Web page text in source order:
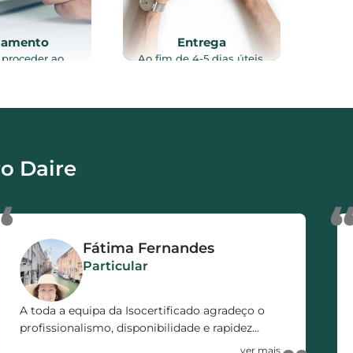
proceder ao
Entrega
Ao fim de 4-5 dias úteis,
Daire
Fátima Fernandes
Particular
A toda a equipa da Isocertificado agradeço o
profissionalismo, disponibilidade e rapidez
demonstrada no decorrer de todo o processo